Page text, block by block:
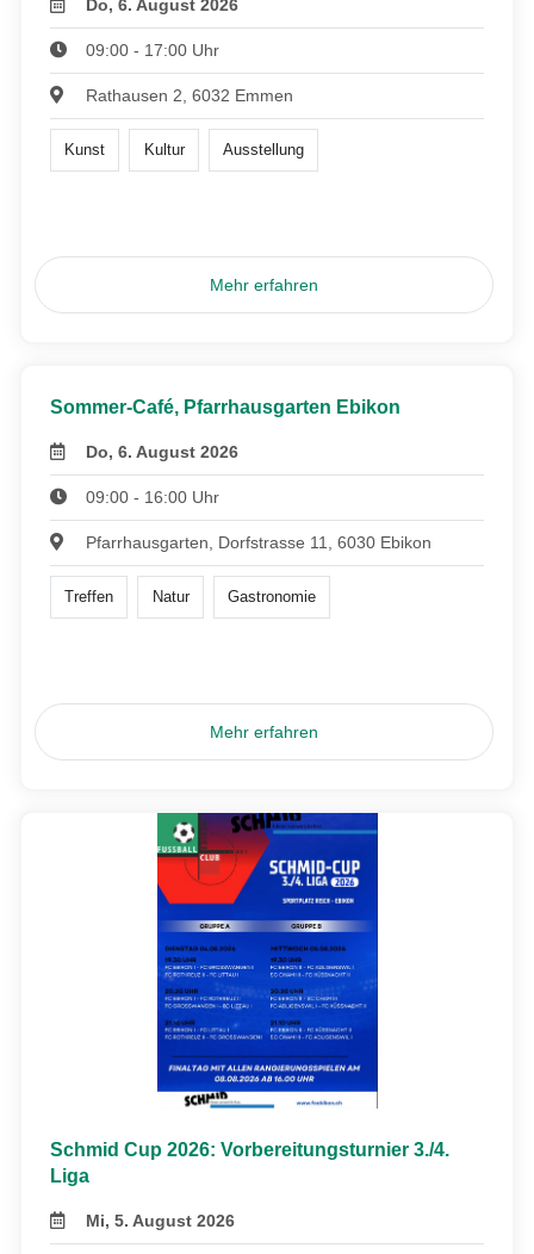
Do, 6. August 2026
09:00 - 17:00 Uhr
Rathausen 2, 6032 Emmen
Kunst Kultur Ausstellung
Mehr erfahren
Sommer-Café, Pfarrhausgarten Ebikon
Do, 6. August 2026
09:00 - 16:00 Uhr
Pfarrhausgarten, Dorfstrasse 11, 6030 Ebikon
Treffen Natur Gastronomie
Mehr erfahren
Schmid Cup 2026: Vorbereitungsturnier 3./4.
Liga
Mi, 5. August 2026